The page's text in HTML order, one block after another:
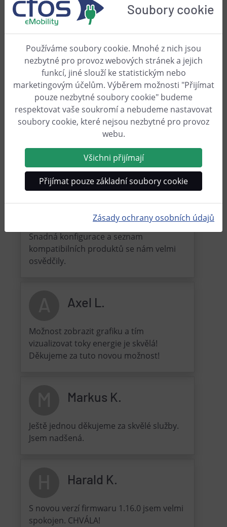
je sluneční záření nízké.
koupit cFos EVSE Solar nyní
(Přesměrování na Shopify)
Skóre 1,4 (VELMI DOBRÝ)ve
zkušebním protokolu "HAUS &
GARTEN TEST 04/24"
Co o nás říkají naši zákazníci
M Michael B.
Snadná konfigurace a seznam
kompatibilních produktů se nám velmi
osvědčily.
Axel L.
Možnost zobrazit grafiku a tím
vizualizovat toky energie je skvělá!
Děkujeme za tuto novou možnost!
Markus K.
Ještě jednou děkujeme za skvělé služby.
Jsem nadšená.
Harald K.
S novou verzí firmwaru 1.16.0 jsem velmi
spokojen. CHVÁLA!
Soubory cookie
Používáme soubory cookie. Mnohé z nich jsou
nezbytné pro provoz webových stránek a jejich
funkcí, jiné slouží ke statistickým nebo
marketingovým účelům. Výběrem možnosti "Přijímat
pouze nezbytné soubory cookie" budeme
respektovat vaše soukromí a nebudeme nastavovat
soubory cookie, které nejsou nezbytné pro provoz
webu.
Všichni přijímají
Přijímat pouze základní soubory cookie
Zásady ochrany osobních údajů